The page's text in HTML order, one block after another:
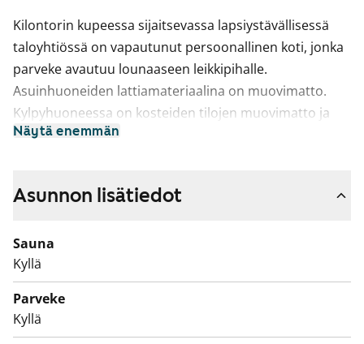
Kilontorin kupeessa sijaitsevassa lapsiystävällisessä
taloyhtiössä on vapautunut persoonallinen koti, jonka
parveke avautuu lounaaseen leikkipihalle.
Asuinhuoneiden lattiamateriaalina on muovimatto.
Kylpyhuoneessa on kosteiden tilojen muovimatto ja
kaakeloidut seinät.
sähköliesi.
jossa asukasvalinta perustuu asunnon tarpeen
kiireellisyyteen, hakijoiden tuloihin ja varallisuuteen,
sekä asunnon tarpeen syyhyn.
Näytä enemmän
Asunnon lisätiedot
Sauna
Kyllä
Parveke
Kyllä